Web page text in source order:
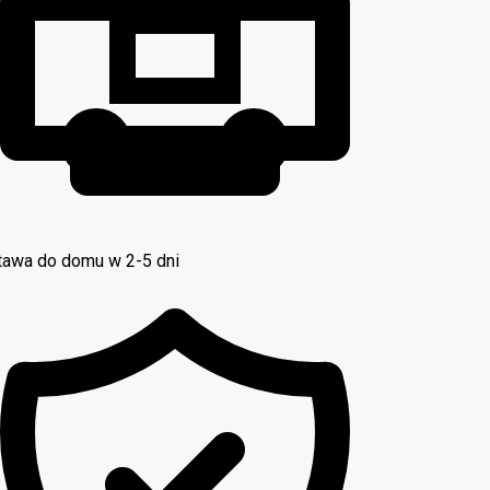
do domu w 2-5 dni